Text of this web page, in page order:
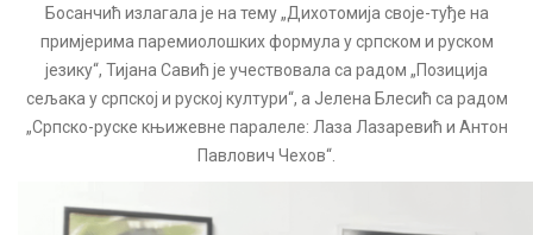
Босанчић излагала је на тему „Дихотомија своје-туђе на
примјерима паремиолошких формула у српском и руском
језику“, Тијана Савић је учествовала са радом „Позиција
сељака у српској и руској култури“, а Јелена Блесић са радом
„Српско-руске књижевне паралеле: Лаза Лазаревић и Антон
Павлович Чехов“.